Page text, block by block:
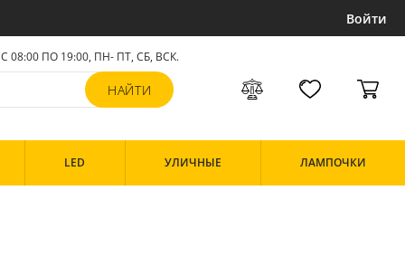
Войти
С 08:00 ПО 19:00, ПН- ПТ,СБ, ВСК.
LED УЛИЧНЫЕ ЛАМПОЧКИ